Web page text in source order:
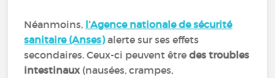
Néanmoins, l’Agence nationale de sécurité
sanitaire (Anses)alerte sur ses effets
secondaires. Ceux-ci peuvent êtredes troubles
intestinaux(nausées, crampes,